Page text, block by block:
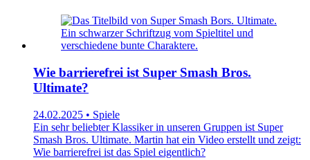
Wie barrierefrei ist Super Smash Bros.
Ultimate?
24.02.2025 • Spiele
Ein sehr beliebter Klassiker in unseren Gruppen ist Super
Smash Bros. Ultimate. Martin hat ein Video erstellt und zeigt:
Wie barrierefrei ist das Spiel eigentlich?